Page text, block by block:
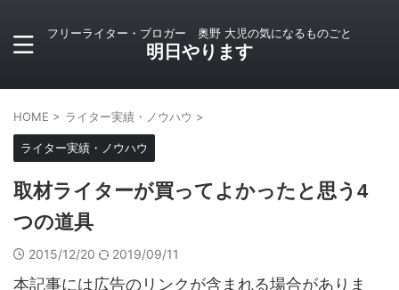
フリーライター・ブロガー 奥野 大児の気になるものごと
明日やります
HOME > ライター実績・ノウハウ >
ライター実績・ノウハウ
取材ライターが買ってよかったと思う4
つの道具
2015/12/20 2019/09/11
本記事には広告のリンクが含まれる場合がありま